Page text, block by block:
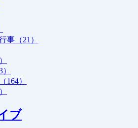
事（21）
164）
ブ